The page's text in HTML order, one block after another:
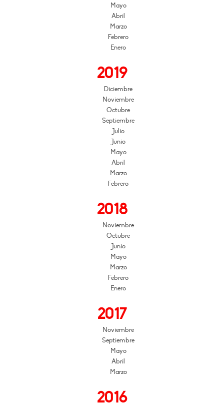
Mayo
Abril
Marzo
Febrero
Enero
2019
Diciembre
Noviembre
Octubre
Septiembre
Julio
Junio
Mayo
Abril
Marzo
Febrero
2018
Noviembre
Octubre
Junio
Mayo
Marzo
Febrero
Enero
2017
Noviembre
Septiembre
Mayo
Abril
Marzo
2016